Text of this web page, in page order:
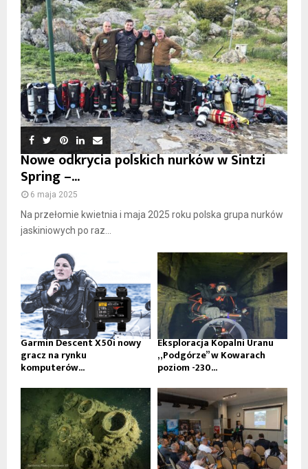
Nowe odkrycia polskich nurków w Sintzi
Spring –...
6 maja 2025
Na przełomie kwietnia i maja 2025 roku polska grupa nurków
jaskiniowych po raz...
Garmin Descent X50i nowy
gracz na rynku
komputerów...
Eksploracja Kopalni Uranu
„Podgórze” w Kowarach
poziom -230...